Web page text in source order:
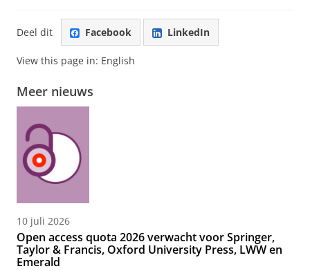
Deel dit Facebook LinkedIn
View this page in: English
Meer nieuws
10 juli 2026
Open access quota 2026 verwacht voor Springer,
Taylor & Francis, Oxford University Press, LWW en
Emerald